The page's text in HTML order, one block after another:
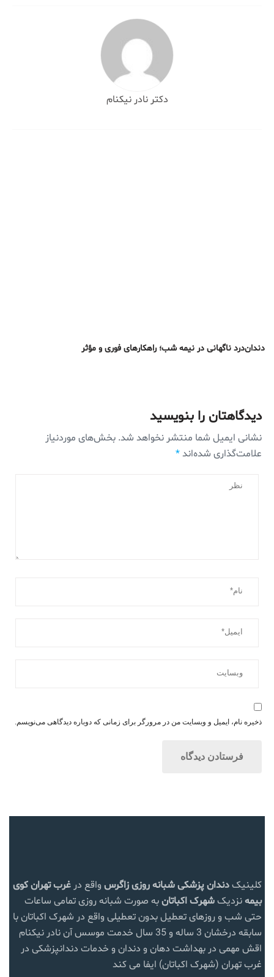
دکتر نادر نیکنام
دندان‌درد ناگهانی در نیمه شب؛ راهکارهای فوری و مؤثر
دیدگاهتان را بنویسید
نشانی ایمیل شما منتشر نخواهد شد. بخش‌های موردنیاز
علامت‌گذاری شده‌اند*
ذخیره نام، ایمیل و وبسایت من در مرورگر برای زمانی که دوباره دیدگاهی می‌نویسم.
کلینیکدندان پزشکی شبانه روزی زاگرس واقع در غرب تهرانکوی
بیمهنزدیکشهرک اکباتانبه صورت شبانه روزی تمامی ساعات
حتی شب و روزهای تعطیل بدون تعطیلی واقع در شهرک اکباتان با
سابقه درخشان 3 ساله و 35 سال خدمت موسس آن نادر نیکنام
اقش مهمی در بهداشت دهان و دندان و خدمات دندانپزشکی در
غرب تهران (شهرک اکباتان) ایفا می کند